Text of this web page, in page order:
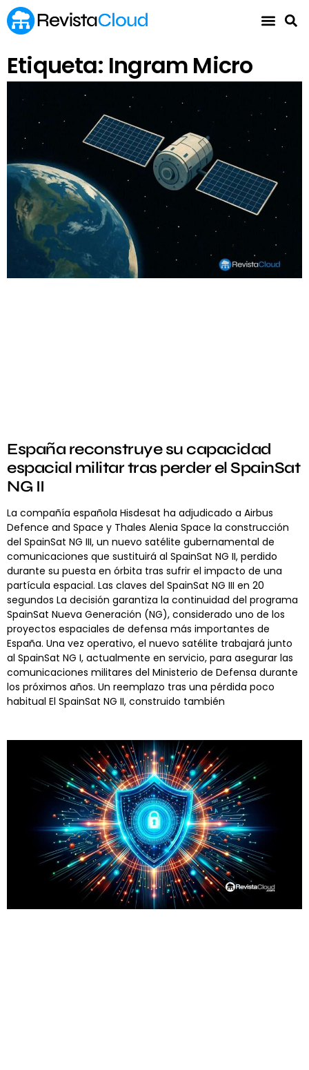
Etiqueta: Ingram Micro
España reconstruye su capacidad
espacial militar tras perder el SpainSat
NG II
La compañía española Hisdesat ha adjudicado a Airbus
Defence and Space y Thales Alenia Space la construcción
del SpainSat NG III, un nuevo satélite gubernamental de
comunicaciones que sustituirá al SpainSat NG II, perdido
durante su puesta en órbita tras sufrir el impacto de una
partícula espacial. Las claves del SpainSat NG III en 20
segundos La decisión garantiza la continuidad del programa
SpainSat Nueva Generación (NG), considerado uno de los
proyectos espaciales de defensa más importantes de
España. Una vez operativo, el nuevo satélite trabajará junto
al SpainSat NG I, actualmente en servicio, para asegurar las
comunicaciones militares del Ministerio de Defensa durante
los próximos años. Un reemplazo tras una pérdida poco
habitual El SpainSat NG II, construido también